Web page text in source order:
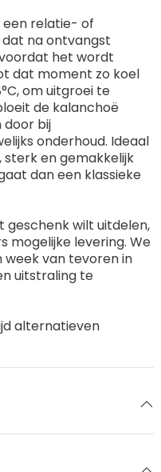
een relatie- of
na ontvangst
het wordt
dat moment zo koel
om uitgroei te
de kalanchoë
bij
onderhoud. Ideaal
sterk en gemakkelijk
dan een klassieke
geschenk wilt uitdelen,
mogelijke levering. We
van tevoren in
uitstraling te
alternatieven